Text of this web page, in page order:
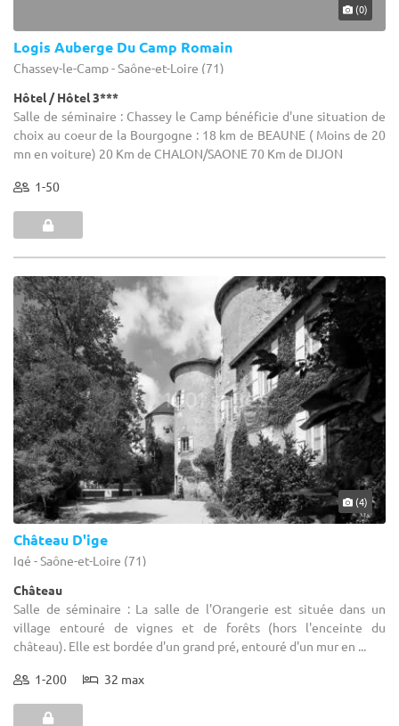
(0)
Logis Auberge Du Camp Romain
Chassey-le-Camp - Saône-et-Loire (71)
Hôtel / Hôtel 3***
Salle de séminaire : Chassey le Camp bénéficie d'une situation de
choix au coeur de la Bourgogne : 18 km de BEAUNE ( Moins de 20
mn en voiture) 20 Km de CHALON/SAONE 70 Km de DIJON
1-50
(4)
Château D'ige
Igé - Saône-et-Loire (71)
Château
Salle de séminaire : La salle de l'Orangerie est située dans un
village entouré de vignes et de forêts (hors l'enceinte du
château). Elle est bordée d'un grand pré, entouré d'un mur en ...
1-200 32 max